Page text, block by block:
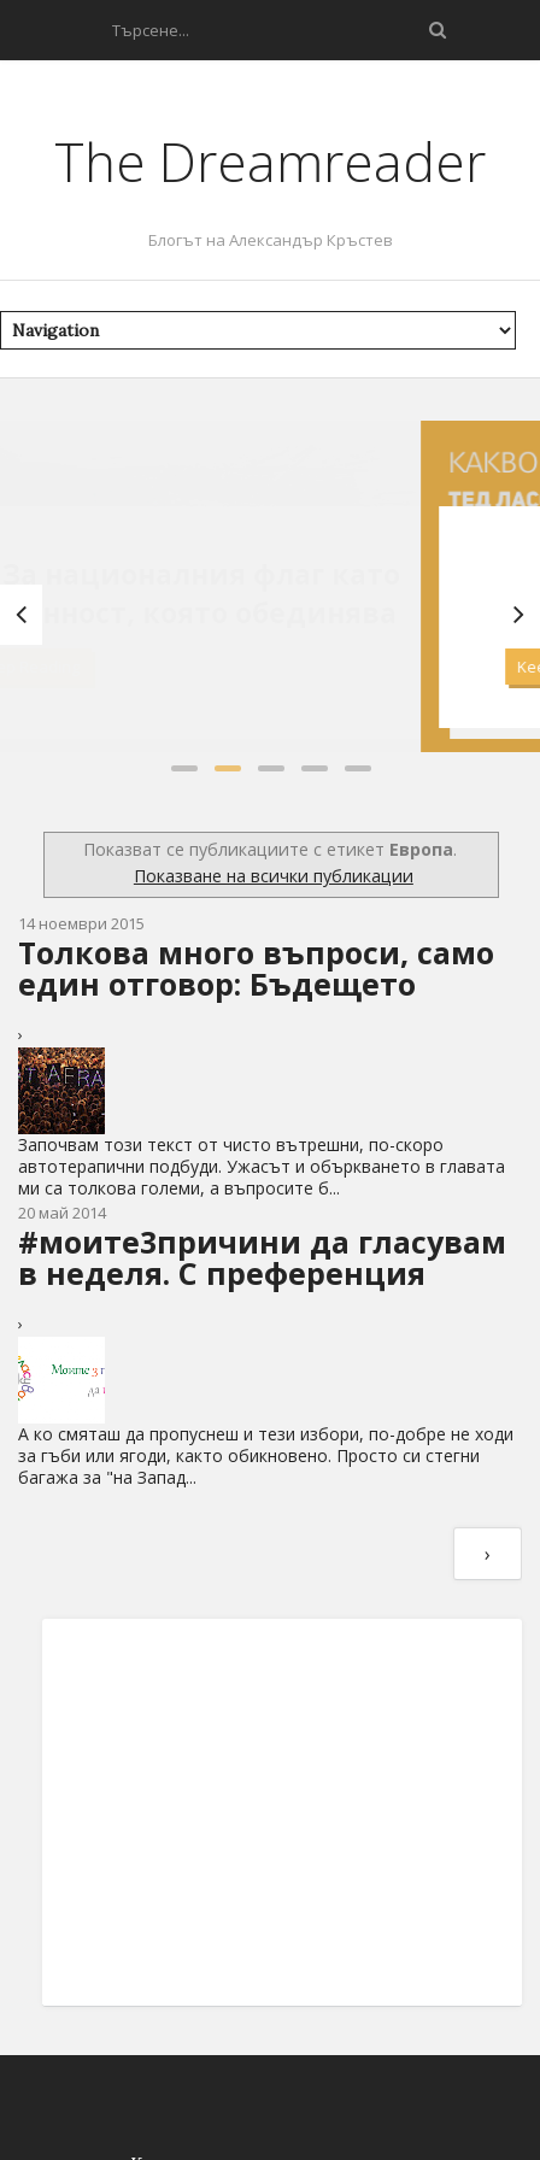
The Dreamreader
Блогът на Александър Кръстев
обединява
Показват се публикациите с етикет Европа.
Показване на всички публикации
14 ноември 2015
Толкова много въпроси, само
един отговор: Бъдещето
›
Започвам този текст от чисто вътрешни, по-скоро
автотерапични подбуди. Ужасът и объркването в главата
ми са толкова големи, а въпросите б...
20 май 2014
#моите3причини да гласувам
в неделя. С преференция
›
А ко смяташ да пропуснеш и тези избори, по-добре не ходи
за гъби или ягоди, както обикновено. Просто си стегни
багажа за "на Запад...
›